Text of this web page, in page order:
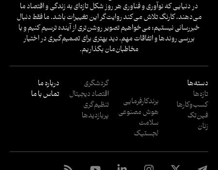
در دنیایی که نوآوری و فناوری هر روز شکل تازه‌ای به زندگی و اقتصاد ما
می‌دهند، کارنگ تلاش می‌کند روایت‌گر این تغییرات باشد. ما فقط دنبال
خبررسانی نیستیم؛ می‌خواهیم تصویر روشن‌تری از آینده ترسیم کنیم و با
بررسی روندها و اتفاقات مهم، دید بهتری برای تصمیم‌گیری در اختیار
مخاطبان‌مان بگذاریم.
دسته‌ها
تازه‌ها
کسب‌وکار‌ها
فین‌تک
زنان
برندکارفرمایی
هوش مصنوعی
سلامت
لجستیک
گردشگری
اقتصاد دیجیتال
تنظیم‌گری
پربازدید‌ها
درباره ما
تماس با ما